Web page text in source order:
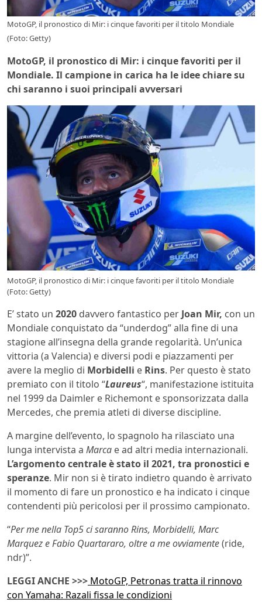
MotoGP, il pronostico di Mir: i cinque favoriti per il titolo Mondiale
(Foto: Getty)
MotoGP, il pronostico di Mir: i cinque favoriti per il
Mondiale. Il campione in carica ha le idee chiare su
chi saranno i suoi principali avversari
MotoGP, il pronostico di Mir: i cinque favoriti per il titolo Mondiale
(Foto: Getty)
E’ stato un 2020 davvero fantastico per Joan Mir, con un
Mondiale conquistato da “underdog” alla fine di una
stagione all’insegna della grande regolarità. Un’unica
vittoria (a Valencia) e diversi podi e piazzamenti per
avere la meglio di Morbidelli e Rins. Per questo è stato
premiato con il titolo “Laureus“, manifestazione istituita
nel 1999 da Daimler e Richemont e sponsorizzata dalla
Mercedes, che premia atleti di diverse discipline.
A margine dell’evento, lo spagnolo ha rilasciato una
lunga intervista a Marca e ad altri media internazionali.
L’argomento centrale è stato il 2021, tra pronostici e
speranze. Mir non si è tirato indietro quando è arrivato
il momento di fare un pronostico e ha indicato i cinque
contendenti più pericolosi per il prossimo campionato.
“Per me nella Top5 ci saranno Rins, Morbidelli, Marc
Marquez e Fabio Quartararo, oltre a me ovviamente(ride,
ndr)”.
LEGGI ANCHE >>> MotoGP, Petronas tratta il rinnovo
con Yamaha: Razali fissa le condizioni